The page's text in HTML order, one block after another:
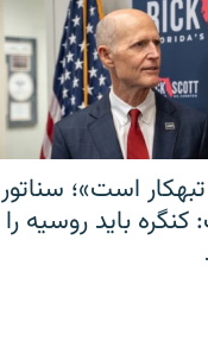
است»؛ سناتور
باید روسیه را